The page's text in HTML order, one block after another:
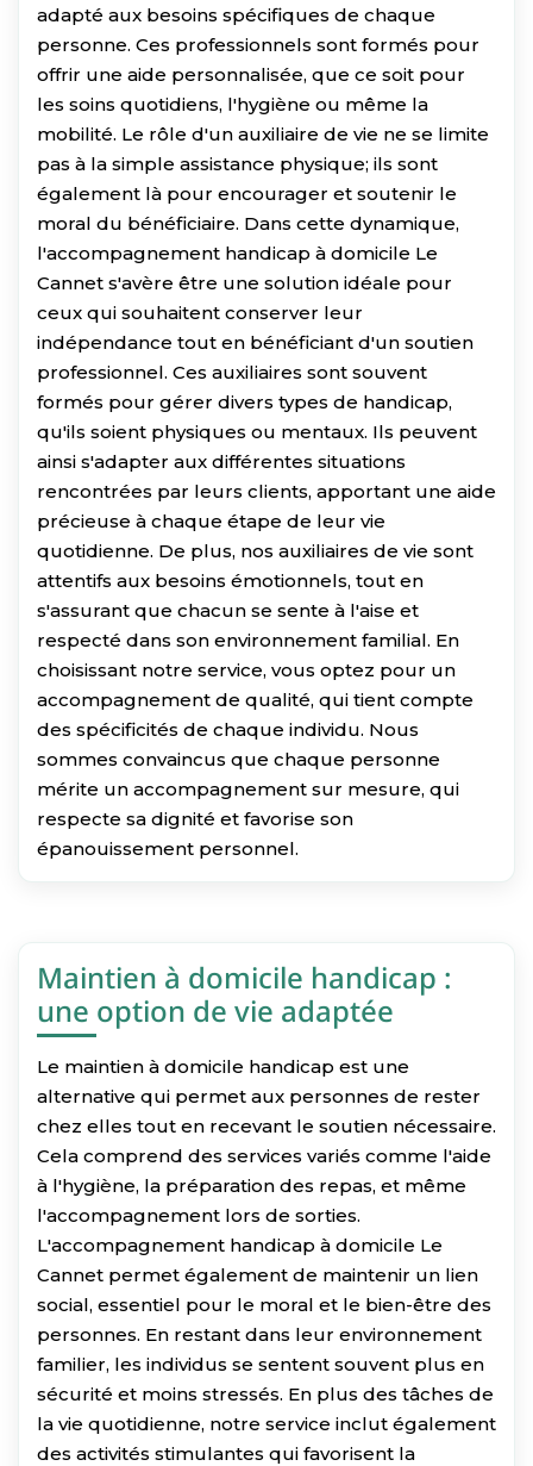
adapté aux besoins spécifiques de chaque
personne. Ces professionnels sont formés pour
offrir une aide personnalisée, que ce soit pour
les soins quotidiens, l'hygiène ou même la
mobilité. Le rôle d'un auxiliaire de vie ne se limite
pas à la simple assistance physique; ils sont
également là pour encourager et soutenir le
moral du bénéficiaire. Dans cette dynamique,
l'accompagnement handicap à domicile Le
Cannet s'avère être une solution idéale pour
ceux qui souhaitent conserver leur
indépendance tout en bénéficiant d'un soutien
professionnel. Ces auxiliaires sont souvent
formés pour gérer divers types de handicap,
qu'ils soient physiques ou mentaux. Ils peuvent
ainsi s'adapter aux différentes situations
rencontrées par leurs clients, apportant une aide
précieuse à chaque étape de leur vie
quotidienne. De plus, nos auxiliaires de vie sont
attentifs aux besoins émotionnels, tout en
s'assurant que chacun se sente à l'aise et
respecté dans son environnement familial. En
choisissant notre service, vous optez pour un
accompagnement de qualité, qui tient compte
des spécificités de chaque individu. Nous
sommes convaincus que chaque personne
mérite un accompagnement sur mesure, qui
respecte sa dignité et favorise son
épanouissement personnel.
Maintien à domicile handicap :
une option de vie adaptée
Le maintien à domicile handicap est une
alternative qui permet aux personnes de rester
chez elles tout en recevant le soutien nécessaire.
Cela comprend des services variés comme l'aide
à l'hygiène, la préparation des repas, et même
l'accompagnement lors de sorties.
L'accompagnement handicap à domicile Le
Cannet permet également de maintenir un lien
social, essentiel pour le moral et le bien-être des
personnes. En restant dans leur environnement
familier, les individus se sentent souvent plus en
sécurité et moins stressés. En plus des tâches de
la vie quotidienne, notre service inclut également
des activités stimulantes qui favorisent la